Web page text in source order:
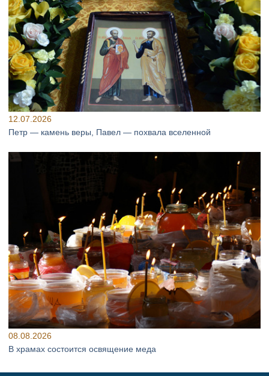
12.07.2026
Петр — камень веры, Павел — похвала вселенной
08.08.2026
В храмах состоится освящение меда